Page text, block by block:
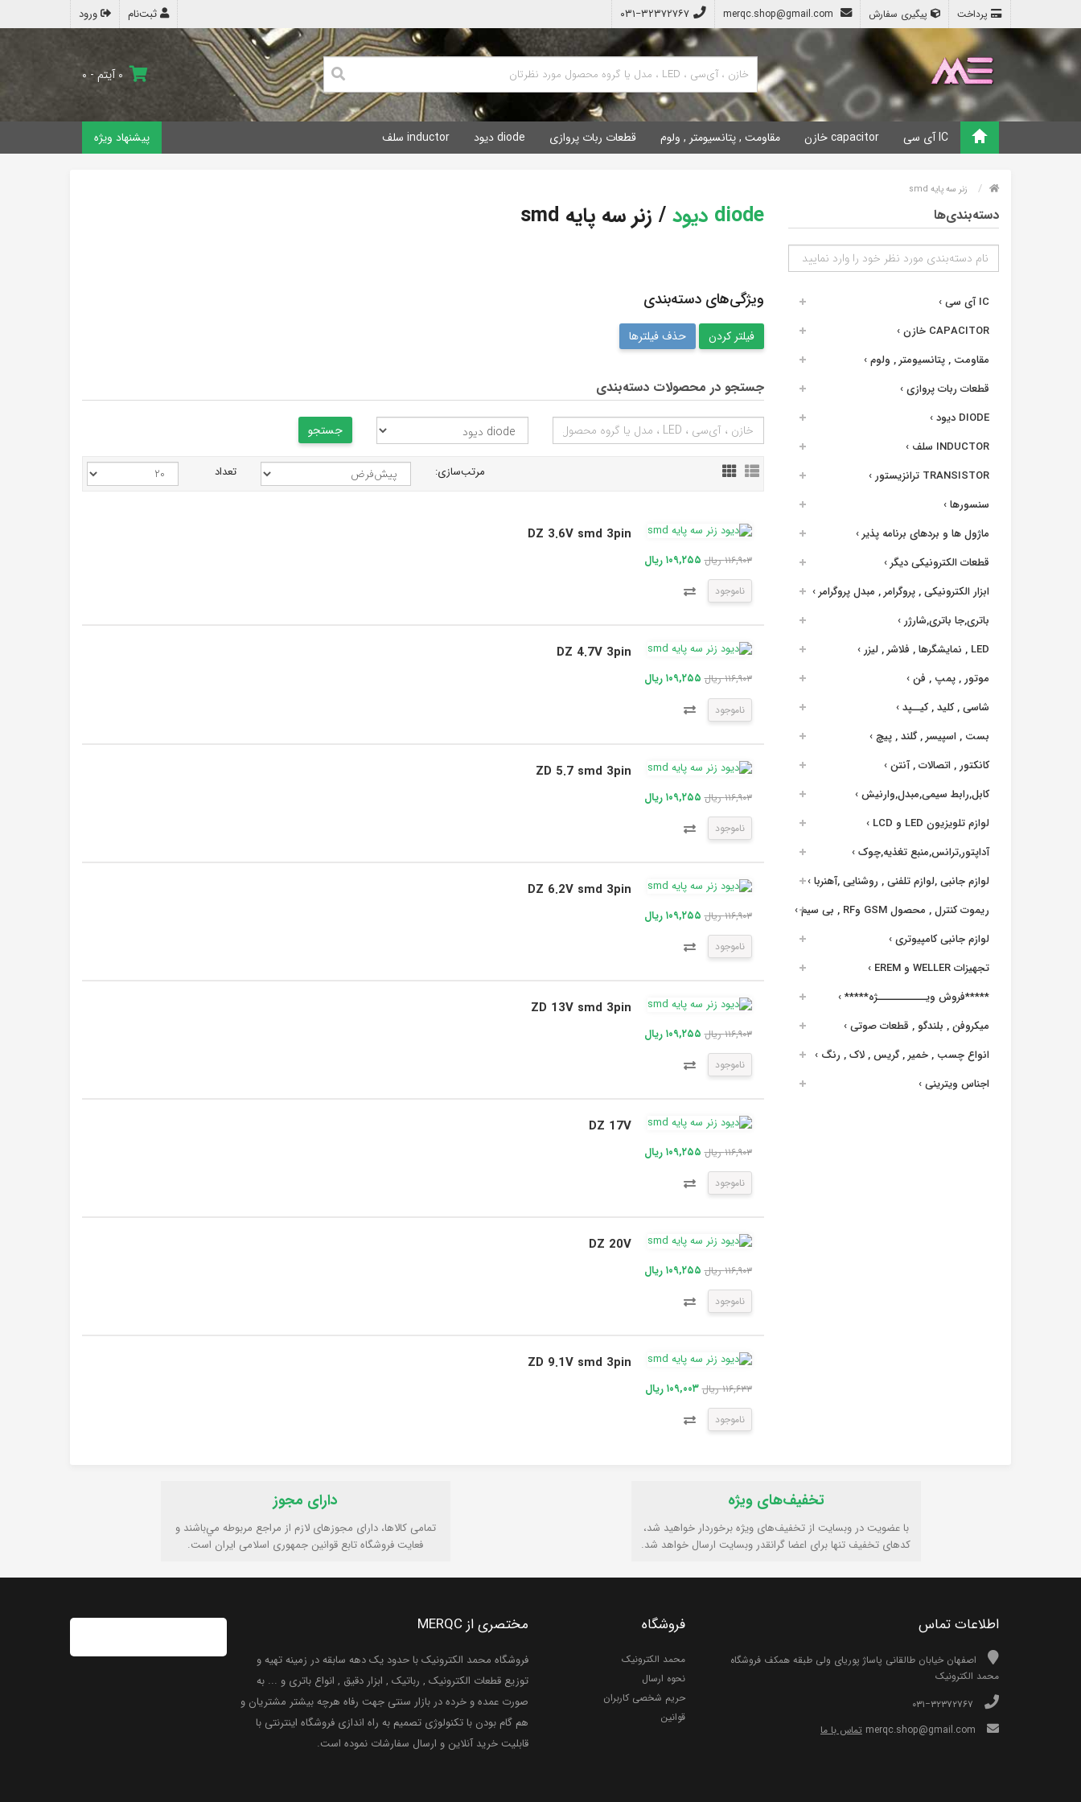
۰۳۱−۳۲۳۷۲۷۶۷ پیگیری سفارش پرداخت ورود ثبت‌نام
۰ آیتم - ۰
IC آی سی capacitor خازن مقاومت , پتانسیومتر , ولوم قطعات ربات پروازی diode دیود inductor سلف پیشنهاد ویژه
زنر سه پایه smd
دسته‌بندی‌ها
IC آی سی
›
CAPACITOR خازن
›
مقاومت , پتانسیومتر , ولوم›
قطعات ربات پروازی›
DIODE دیود
›
INDUCTOR سلف
›
TRANSISTOR ترانزیستور
›
سنسورها›
ماژول ها و بردهای برنامه پذیر›
قطعات الکترونیکی دیگر›
ابزار الکترونیکی , پروگرامر , مبدل پروگرامر›
باتری,جا باتری,شارژر ›
LED , نمایشگرها , فلاشر , لیزر
›
موتور , پمپ , فن›
شاسی , کلید , کیــپد›
بست , اسپیسر , گلند , پیچ›
کانکتور , اتصالات , آنتن›
کابل,رابط سیمی,مبدل,وارنیش›
لوازم تلویزیون LED و LCD
›
آداپتور,ترانس,منبع تغذیه,چوک›
لوازم جانبی ,لوازم تلفنی , روشنایی ,آهنربا›
ریموت کنترل , محصول GSM وRF , بی سیم
›
لوازم جانبی کامپیوتری›
تجهیزات WELLER و EREM
›
*****فروش ویــــــــــــژه*****›
میکروفن , بلندگو , قطعات صوتی›
انواع چسب , خمیر , گریس , لاک , رنگ ›
اجناس ویترینی›
diode دیود / زنر سه پایه smd
ویژگی‌های دسته‌بندی
حذف فیلترها
جستجو در محصولات دسته‌بندی
مرتب‌سازی: تعداد
DZ 3.6V smd 3pin
۱۱۶,۹۰۳ ریال ۱۰۹,۲۵۵ ریال
ناموجود
DZ 4.7V 3pin
۱۱۶,۹۰۳ ریال ۱۰۹,۲۵۵ ریال
ناموجود
ZD 5.7 smd 3pin
۱۱۶,۹۰۳ ریال ۱۰۹,۲۵۵ ریال
ناموجود
DZ 6.2V smd 3pin
۱۱۶,۹۰۳ ریال ۱۰۹,۲۵۵ ریال
ناموجود
ZD 13V smd 3pin
۱۱۶,۹۰۳ ریال ۱۰۹,۲۵۵ ریال
ناموجود
DZ 17V
۱۱۶,۹۰۳ ریال ۱۰۹,۲۵۵ ریال
ناموجود
DZ 20V
۱۱۶,۹۰۳ ریال ۱۰۹,۲۵۵ ریال
ناموجود
ZD 9.1V smd 3pin
۱۱۶,۶۳۳ ریال ۱۰۹,۰۰۳ ریال
ناموجود
تخفیف‌های ویژه
با عضویت در وبسایت از تخفیف‌های ویژه برخوردار خواهید شد،
کدهای تخفیف تنها برای اعضا گرانقدر وبسایت ارسال خواهد شد.
دارای مجوز
تمامی كالاها، دارای مجوزهای لازم از مراجع مربوطه مي‌باشند و
فعایت فروشگاه تابع قوانين جمهوری اسلامی ايران است.
اطلاعات تماس
اصفهان خیابان طالقانی پاساژ پوریای ولی طبقه همکف فروشگاه
محمد الکترونیک
تماس با ما
فروشگاه
محمد الکترونیک
نحوه ارسال
حریم شخصی کاربران
قوانین
مختصری از MERQC
فروشگاه محمد الکترونیک با حدود یک دهه سابقه در زمینه تهیه و
توزیع قطعات الکترونیک , رباتیک , ابزار دقیق , انواع باتری و ... به
صورت عمده و خرده در بازار سنتی جهت رفاه هرچه بیشتر مشتریان و
هم گام بودن با تکنولوژی تصمیم به راه اندازی فروشگاه اینترنتی با
قابلیت خرید آنلاین و ارسال سفارشات نموده است.